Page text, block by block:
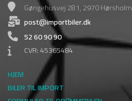
Gøngehusvej 281, 2970 Hørsholm
post@importbiler.dk
52 60 90 90
CVR: 45365484
HJEM
BILER TIL IMPORT